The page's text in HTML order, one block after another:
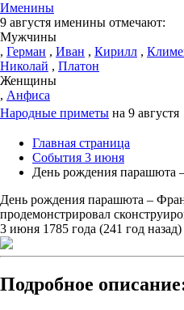
Именины
9 августя именины отмечают:
Мужчины
, Герман , Иван , Кирилл ,
Николай , Платон
Женщины
, Анфиса
Народные приметы на 9 августя
Главная страница
События 3 июня
День рождения парашюта
День рождения парашюта –
продемонстрировал
3 июня 1785 года (241 год назад)
Подробное